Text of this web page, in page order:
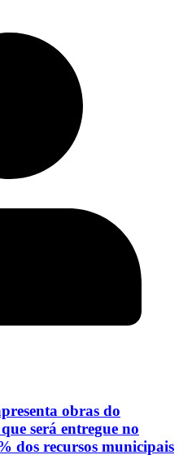
obras do
será entregue no
dos recursos municipais